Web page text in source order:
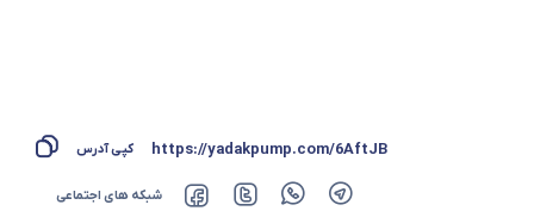
https://yadakpump.com/6AftJB کپی آدرس
شبکه های اجتماعی